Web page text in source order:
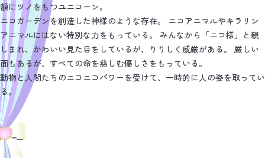
額にツノをもつユニコーン。
ニコガーデンを創造した神様のような存在。 ニコアニマルやキラリン
アニマルにはない特別な力をもっている。 みんなから「ニコ様」と親
しまれ、かわいい見た目をしているが、りりしく威厳がある。 厳しい
面もあるが、すべての命を慈しむ優しさをもっている。
動物と人間たちのニコニコパワーを受けて、一時的に人の姿を取ってい
る。